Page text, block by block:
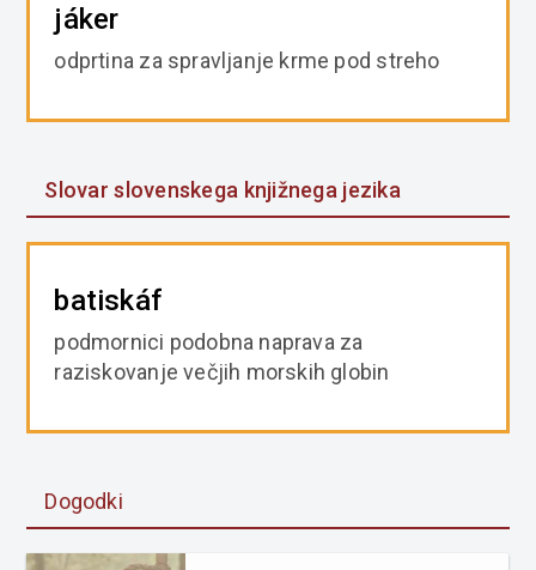
jáker
odprtina za spravljanje krme pod streho
Slovar slovenskega knjižnega jezika
batiskáf
podmornici podobna naprava za
raziskovanje večjih morskih globin
Dogodki